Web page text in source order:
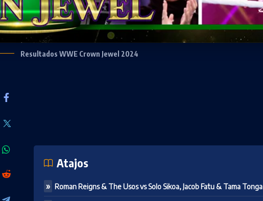
Resultados WWE Crown Jewel 2024
Atajos
Roman Reigns & The Usos vs Solo Sikoa, Jacob Fatu & Tama Tonga